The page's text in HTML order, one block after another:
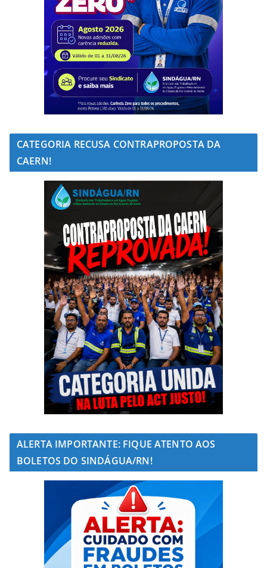
CATEGORIA RECUSA CONTRAPROPOSTA DA
CAERN!
ALERTA IMPORTANTE: FIQUE ATENTO AOS
BOLETOS DO SINDÁGUA/RN!